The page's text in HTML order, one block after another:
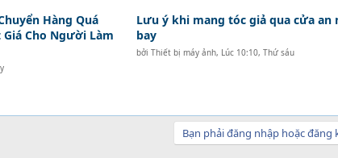
Hàng Quá
Giá Cho Người Làm
Lưu ý khi mang tóc giả qua cửa an
bay
bởi Thiết bị máy ảnh, Lúc 10:10, Thứ sáu
Bạn phải đăng nhập hoặc đăng